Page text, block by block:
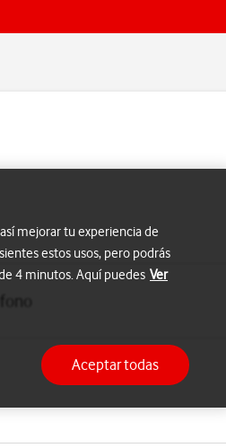
mejorar tu experiencia de
estos usos, pero podrás
4 minutos. Aquí puedes Ver
Aceptar todas